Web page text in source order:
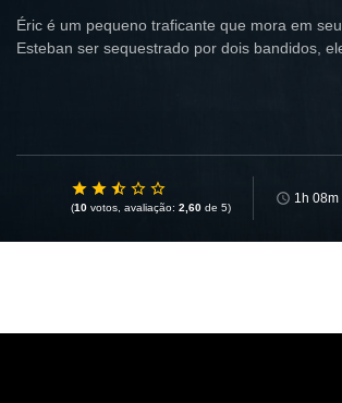
Éric é um pequeno traficante que mora em
Esteban ser sequestrado por dois bandidos,
(10 votos, avaliação: 2,60 de 5)
1h 08m